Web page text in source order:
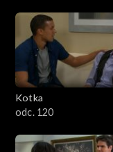
Kotka
odc. 120